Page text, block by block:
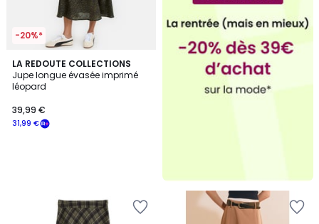
-20%*
LA REDOUTE COLLECTIONS
Jupe longue évasée imprimé
léopard
31,99 €
39,99 €